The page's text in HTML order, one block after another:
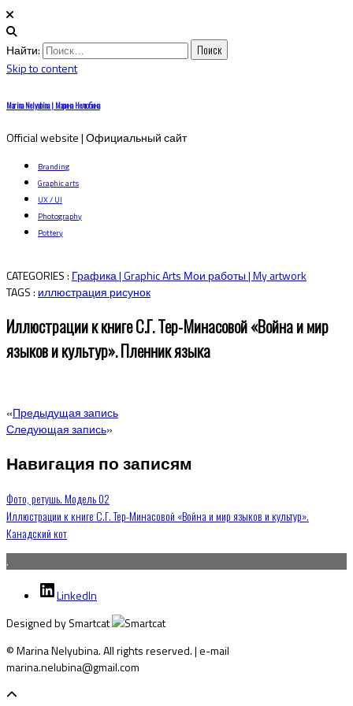
Найти:
Skip to content
Marina Nelyubina | Марина Нелюбина
Official website | Официальный сайт
Branding
Graphic arts
UX / UI
Photography
Pottery
CATEGORIES : Графика | Graphic Arts Мои работы | My artwork
TAGS : иллюстрация рисунок
Иллюстрации к книге С.Г. Тер-Минасовой «Война и мир
языков и культур». Пленник языка
«Предыдущая запись
Следующая запись»
Навигация по записям
Фото, ретушь. Модель 02
Иллюстрации к книге С.Г. Тер-Минасовой «Война и мир языков и культур».
Канадский кот
.
LinkedIn
Designed by Smartcat
© Marina Nelyubina. All rights reserved. | e-mail
marina.nelubina@gmail.com